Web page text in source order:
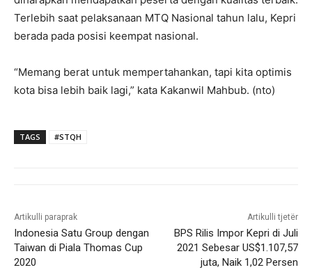
Terlebih saat pelaksanaan MTQ Nasional tahun lalu, Kepri
berada pada posisi keempat nasional.
“Memang berat untuk mempertahankan, tapi kita optimis
kota bisa lebih baik lagi,” kata Kakanwil Mahbub. (nto)
TAGS #STQH
Artikulli paraprak
Indonesia Satu Group dengan
Taiwan di Piala Thomas Cup
2020
Artikulli tjetër
BPS Rilis Impor Kepri di Juli
2021 Sebesar US$1.107,57
juta, Naik 1,02 Persen